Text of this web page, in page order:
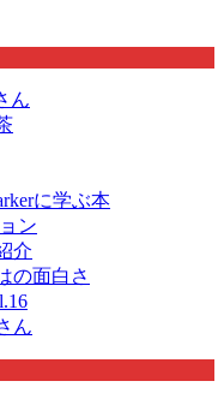
ん
に学ぶ本
ン
介
の面白さ
ん